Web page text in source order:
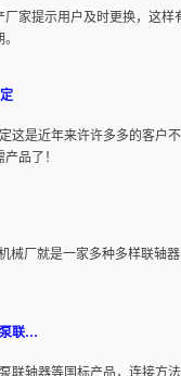
厂家提示用户及时更换，这样
这是近年来许许多多的客户
品了！
械厂就是一家多种多样联轴器
泵联…
联轴器等国标产品，连接方